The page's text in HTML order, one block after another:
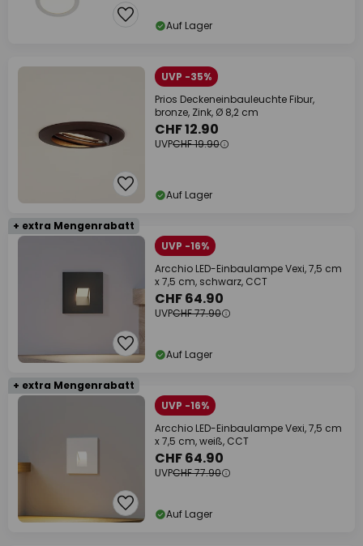
Auf Lager
UVP -35%
Prios Deckeneinbauleuchte Fibur,
bronze, Zink, Ø 8,2 cm
CHF 12.90
UVPCHF 19.90
Auf Lager
+ extra Mengenrabatt
UVP -16%
Arcchio LED-Einbaulampe Vexi, 7,5 cm
x 7,5 cm, schwarz, CCT
CHF 64.90
UVPCHF 77.90
Auf Lager
+ extra Mengenrabatt
UVP -16%
Arcchio LED-Einbaulampe Vexi, 7,5 cm
x 7,5 cm, weiß, CCT
CHF 64.90
UVPCHF 77.90
Auf Lager